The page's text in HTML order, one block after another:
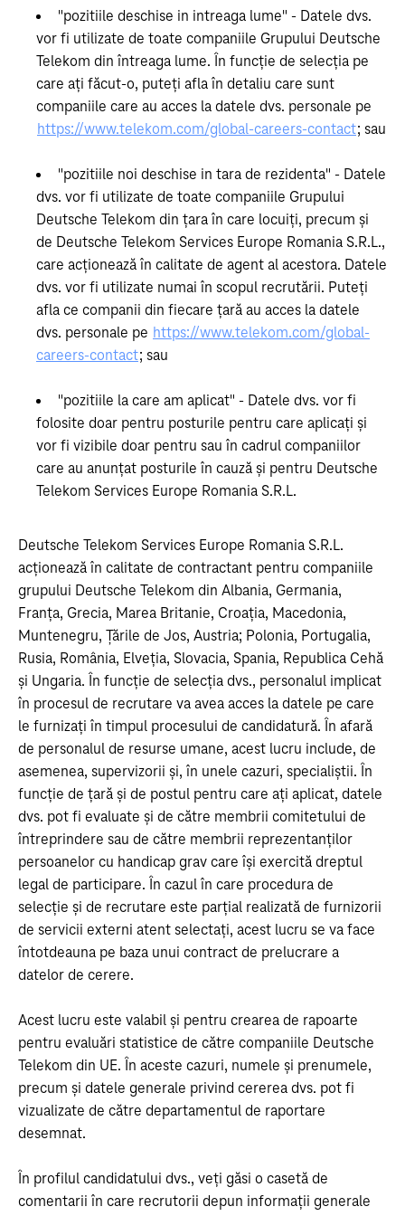
"pozitiile deschise in intreaga lume" - Datele dvs.
vor fi utilizate de toate companiile Grupului Deutsche
Telekom din întreaga lume. În funcție de selecția pe
care ați făcut-o, puteți afla în detaliu care sunt
companiile care au acces la datele dvs. personale pe
https://www.telekom.com/global-careers-contact; sau
"pozitiile noi deschise in tara de rezidenta" - Datele
dvs. vor fi utilizate de toate companiile Grupului
Deutsche Telekom din țara în care locuiți, precum și
de Deutsche Telekom Services Europe Romania S.R.L.,
care acționează în calitate de agent al acestora. Datele
dvs. vor fi utilizate numai în scopul recrutării. Puteți
afla ce companii din fiecare țară au acces la datele
dvs. personale pe https://www.telekom.com/global-
careers-contact; sau
"pozitiile la care am aplicat" - Datele dvs. vor fi
folosite doar pentru posturile pentru care aplicați și
vor fi vizibile doar pentru sau în cadrul companiilor
care au anunțat posturile în cauză și pentru Deutsche
Telekom Services Europe Romania S.R.L.
Deutsche Telekom Services Europe Romania S.R.L.
acționează în calitate de contractant pentru companiile
grupului Deutsche Telekom din Albania, Germania,
Franța, Grecia, Marea Britanie, Croația, Macedonia,
Muntenegru, Țările de Jos, Austria; Polonia, Portugalia,
Rusia, România, Elveția, Slovacia, Spania, Republica Cehă
și Ungaria. În funcție de selecția dvs., personalul implicat
în procesul de recrutare va avea acces la datele pe care
le furnizați în timpul procesului de candidatură. În afară
de personalul de resurse umane, acest lucru include, de
asemenea, supervizorii și, în unele cazuri, specialiștii. În
funcție de țară și de postul pentru care ați aplicat, datele
dvs. pot fi evaluate și de către membrii comitetului de
întreprindere sau de către membrii reprezentanților
persoanelor cu handicap grav care își exercită dreptul
legal de participare. În cazul în care procedura de
selecție și de recrutare este parțial realizată de furnizorii
de servicii externi atent selectați, acest lucru se va face
întotdeauna pe baza unui contract de prelucrare a
datelor de cerere.
Acest lucru este valabil și pentru crearea de rapoarte
pentru evaluări statistice de către companiile Deutsche
Telekom din UE. În aceste cazuri, numele și prenumele,
precum și datele generale privind cererea dvs. pot fi
vizualizate de către departamentul de raportare
desemnat.
În profilul candidatului dvs., veți găsi o casetă de
comentarii în care recrutorii depun informații generale